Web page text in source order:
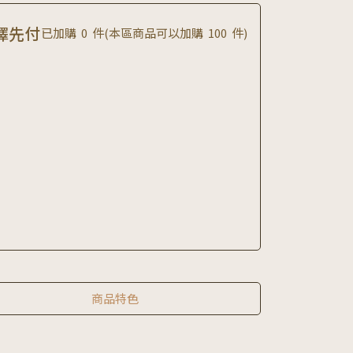
先付已加購 0 件(本區商品可以加購 100 件)
商品特色